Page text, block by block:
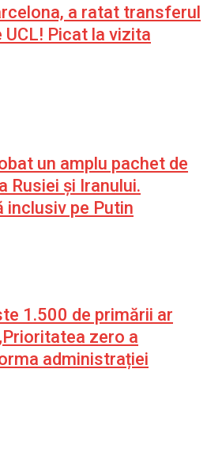
a ratat transferul
UCL! Picat la vizita
un amplu pachet de
Rusiei și Iranului.
inclusiv pe Putin
1.500 de primării ar
zero a
administrației